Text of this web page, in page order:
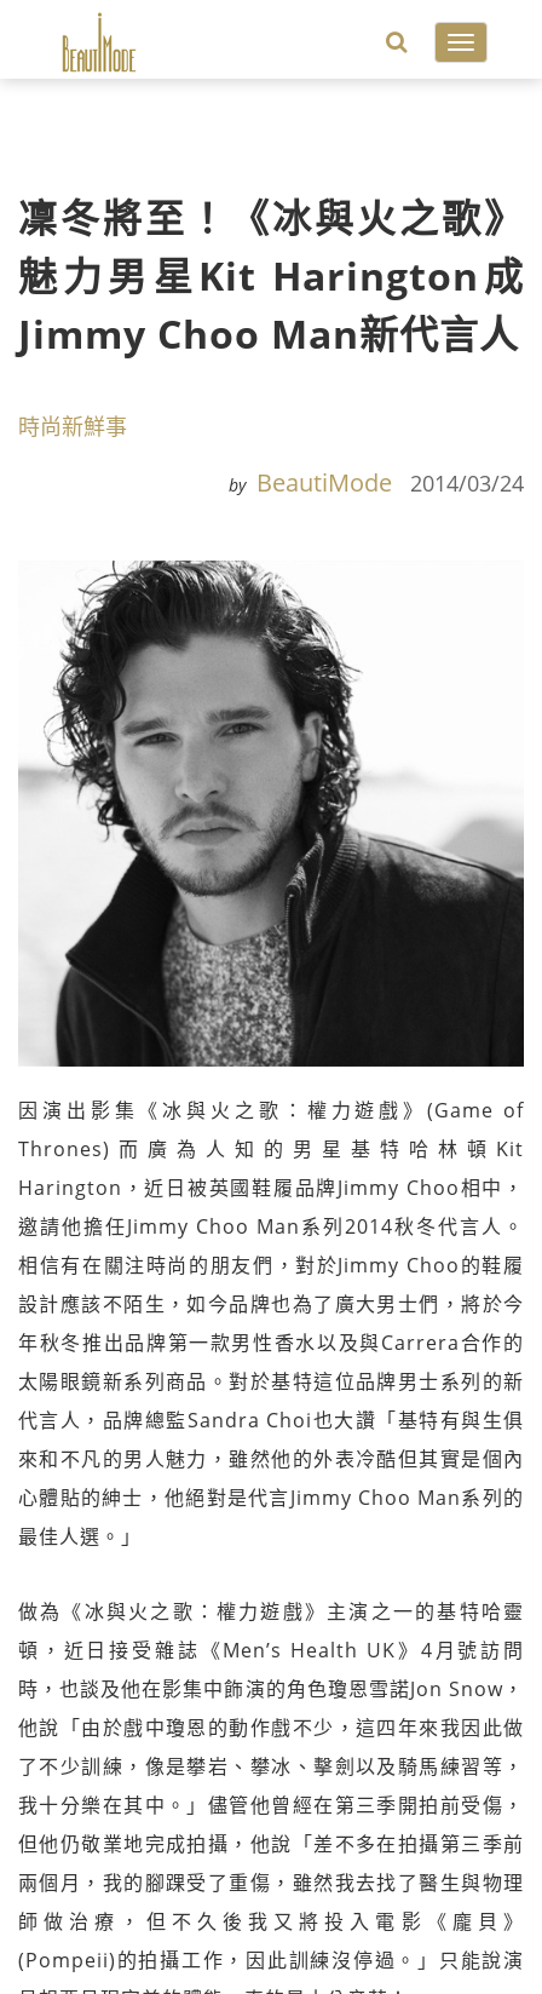
Toggle
凜冬將至！《冰與火之歌》
魅力男星Kit Harington成
Jimmy Choo Man新代言人
時尚新鮮事
by BeautiMode 2014/03/24
因演出影集《冰與火之歌：權力遊戲》(Game of
Thrones)而廣為人知的男星基特哈林頓Kit
Harington，近日被英國鞋履品牌Jimmy Choo相中，
邀請他擔任Jimmy Choo Man系列2014秋冬代言人。
相信有在關注時尚的朋友們，對於Jimmy Choo的鞋履
設計應該不陌生，如今品牌也為了廣大男士們，將於今
年秋冬推出品牌第一款男性香水以及與Carrera合作的
太陽眼鏡新系列商品。對於基特這位品牌男士系列的新
代言人，品牌總監Sandra Choi也大讚「基特有與生俱
來和不凡的男人魅力，雖然他的外表冷酷但其實是個內
心體貼的紳士，他絕對是代言Jimmy Choo Man系列的
最佳人選。」
做為《冰與火之歌：權力遊戲》主演之一的基特哈靈
頓，近日接受雜誌《Men’s Health UK》4月號訪問
時，也談及他在影集中飾演的角色瓊恩雪諾Jon Snow，
他說「由於戲中瓊恩的動作戲不少，這四年來我因此做
了不少訓練，像是攀岩、攀冰、擊劍以及騎馬練習等，
我十分樂在其中。」儘管他曾經在第三季開拍前受傷，
但他仍敬業地完成拍攝，他說「差不多在拍攝第三季前
兩個月，我的腳踝受了重傷，雖然我去找了醫生與物理
師做治療，但不久後我又將投入電影《龐貝》
(Pompeii)的拍攝工作，因此訓練沒停過。」只能說演